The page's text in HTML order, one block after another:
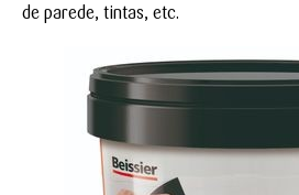
de parede, tintas, etc.